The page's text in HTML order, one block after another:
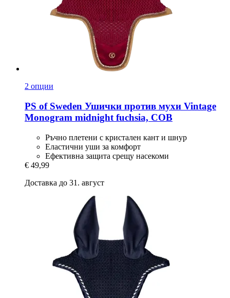
2 опции
PS of Sweden Ушички против мухи Vintage
Monogram midnight fuchsia, COB
Ръчно плетени с кристален кант и шнур
Еластични уши за комфорт
Ефективна защита срещу насекоми
€ 49,99
Доставка до 31. август